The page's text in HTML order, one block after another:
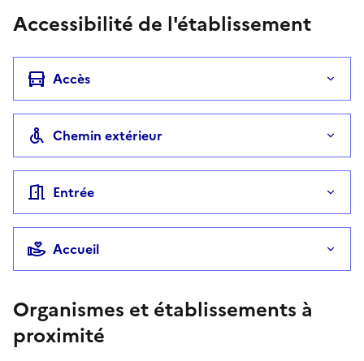
Accessibilité de l'établissement
Accès
Chemin extérieur
Entrée
Accueil
Organismes et établissements à
proximité